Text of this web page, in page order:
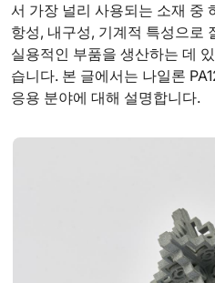
서 가장 널리 사용되는 소재 중
항성, 내구성, 기계적 특성으로
실용적인 부품을 생산하는 데
습니다. 본 글에서는 나일론
응용 분야에 대해 설명합니다.